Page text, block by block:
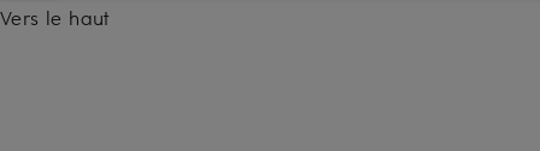
Vers le haut